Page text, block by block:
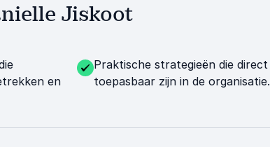
Jiskoot
en
Praktische strategieën die direct
toepasbaar zijn in de organisatie.